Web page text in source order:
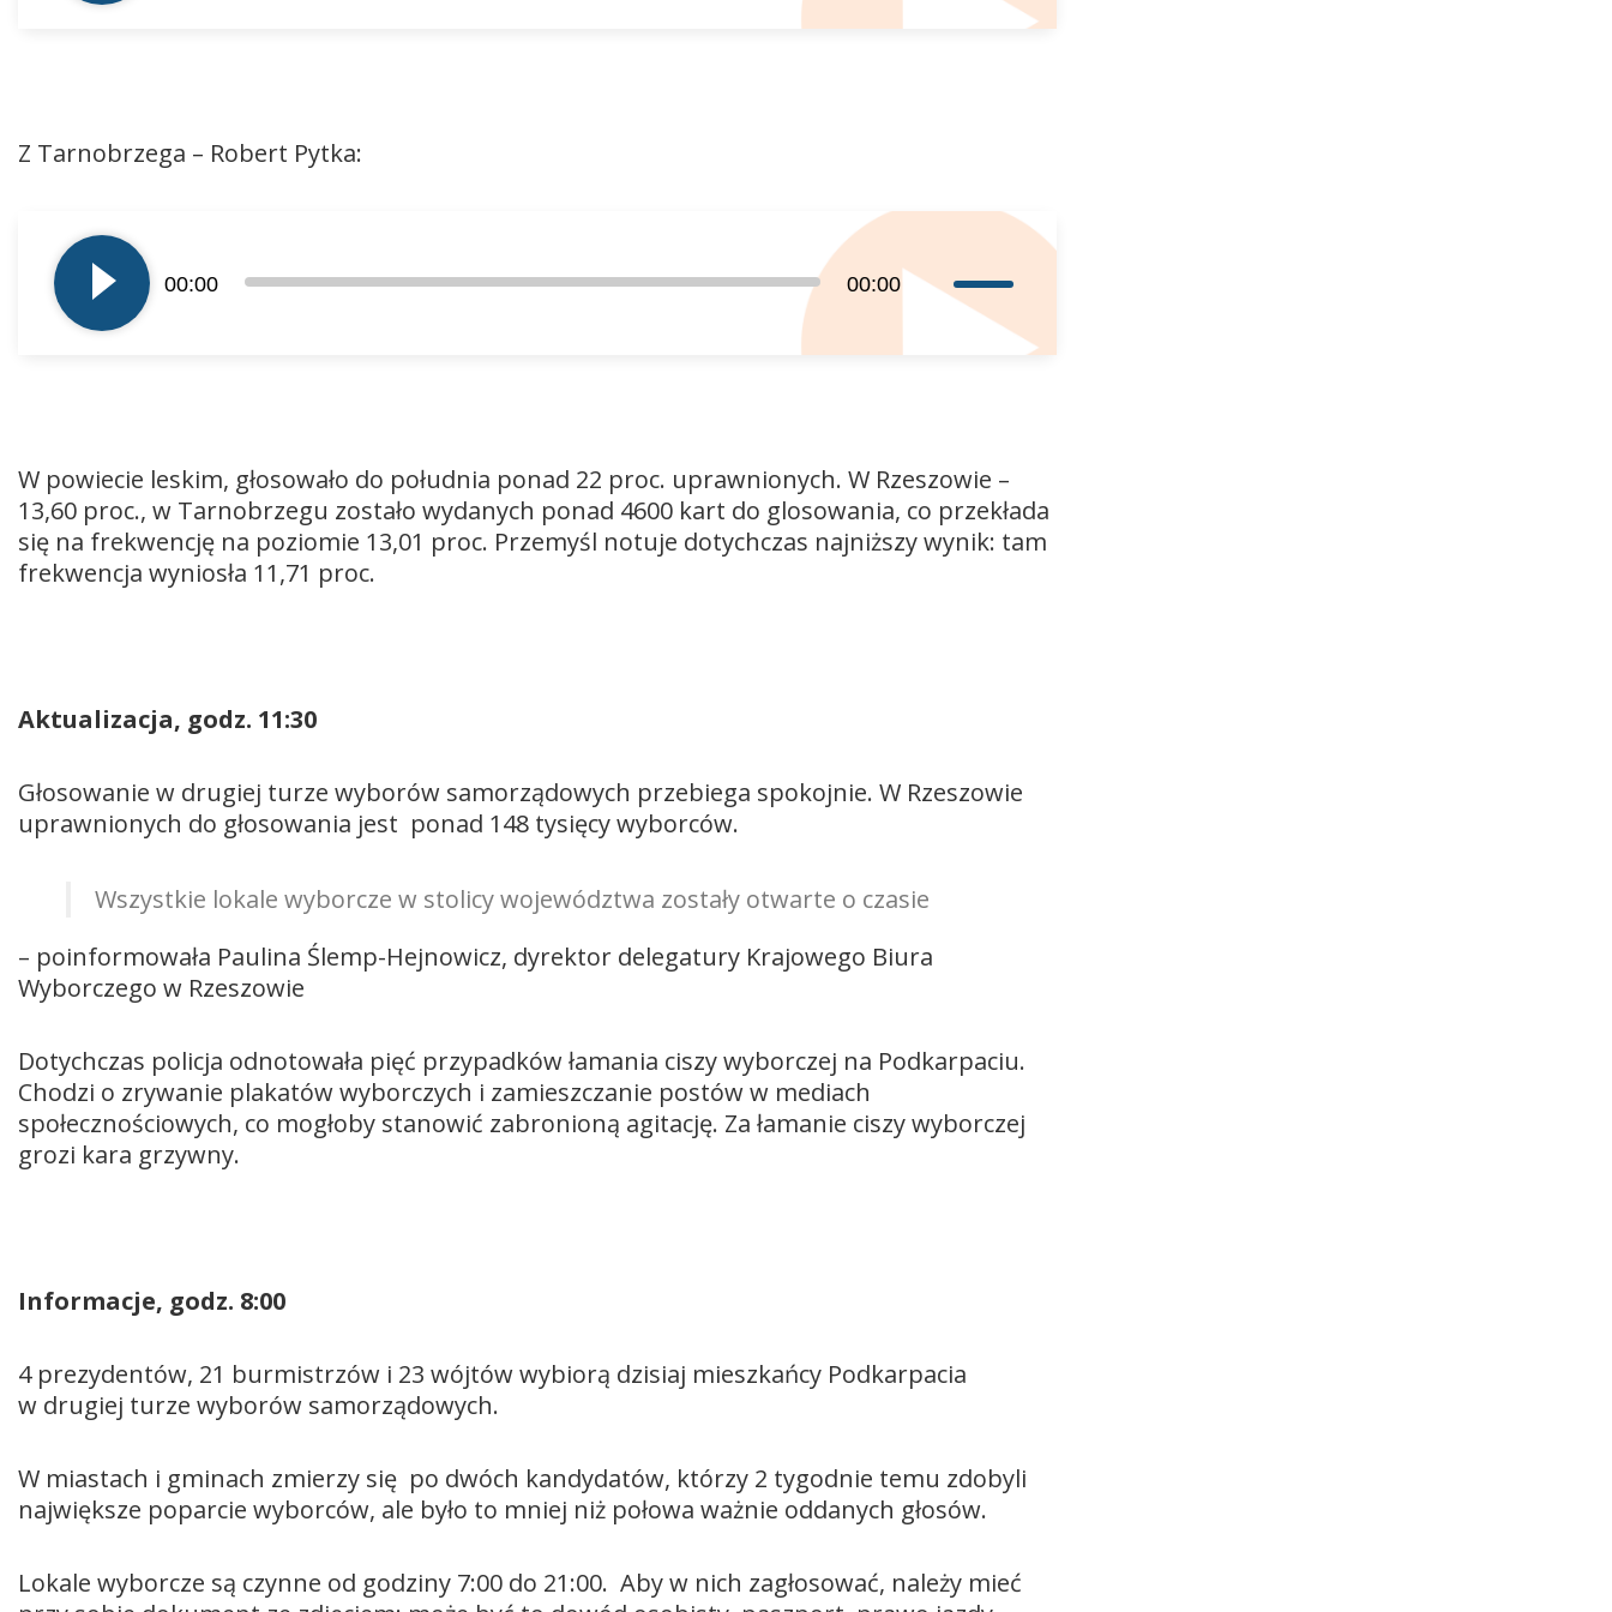
głośność.
Z Tarnobrzega – Robert Pytka:
plików
dźwiękowych
00:00 00:00
strzałek
aby
zwiększyć
lub
W powiecie leskim, głosowało do południa ponad 22 proc. uprawnionych. W Rzeszowie –
13,60 proc., w Tarnobrzegu zostało wydanych ponad 4600 kart do glosowania, co przekłada
się na frekwencję na poziomie 13,01 proc. Przemyśl notuje dotychczas najniższy wynik: tam
frekwencja wyniosła 11,71 proc.
Aktualizacja, godz. 11:30
Głosowanie w drugiej turze wyborów samorządowych przebiega spokojnie. W Rzeszowie
uprawnionych do głosowania jest ponad 148 tysięcy wyborców.
Wszystkie lokale wyborcze w stolicy województwa zostały otwarte o czasie
– poinformowała Paulina Ślemp-Hejnowicz, dyrektor delegatury Krajowego Biura
Wyborczego w Rzeszowie
Dotychczas policja odnotowała pięć przypadków łamania ciszy wyborczej na Podkarpaciu.
Chodzi o zrywanie plakatów wyborczych i zamieszczanie postów w mediach
społecznościowych, co mogłoby stanowić zabronioną agitację. Za łamanie ciszy wyborczej
grozi kara grzywny.
Informacje, godz. 8:00
4 prezydentów, 21 burmistrzów i 23 wójtów wybiorą dzisiaj mieszkańcy Podkarpacia
w drugiej turze wyborów samorządowych.
W miastach i gminach zmierzy się po dwóch kandydatów, którzy 2 tygodnie temu zdobyli
największe poparcie wyborców, ale było to mniej niż połowa ważnie oddanych głosów.
Lokale wyborcze są czynne od godziny 7:00 do 21:00. Aby w nich zagłosować, należy mieć